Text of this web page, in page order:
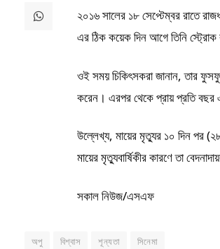
২০১৬ সালের ১৮ সেপ্টেম্বর রাতে
এর ঠিক কয়েক দিন আগে তিনি স্ট্রোক
ওই সময় চিকিৎসকরা জানান, তার
করেন। এরপর থেকে প্রায় প্রতি বছর
উল্লেখ্য, মায়ের মৃত্যুর ১০ দিন পর
মায়ের মৃত্যুবার্ষিকীর কারণে তা
সকাল নিউজ/এসএফ
অপু বিশ্বাস শূন্যতা সিনেমা